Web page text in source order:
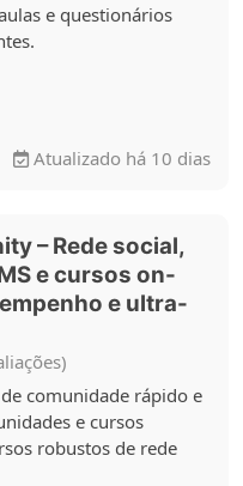
e questionários
Atualizado há 10 dias
– Rede social,
e cursos on-
e ultra-
comunidade rápido e
e cursos
robustos de rede